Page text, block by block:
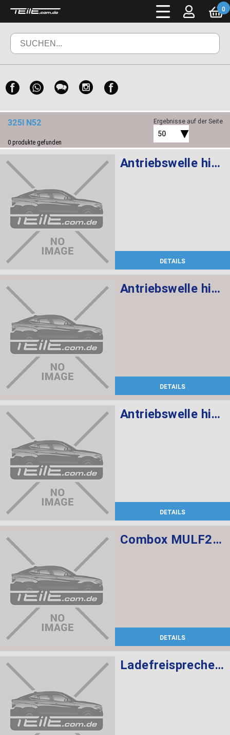
0
325I N52
0 produkte gefunden
Ergebnisse auf der Seite
50
Antriebswelle hinten rechts
DETAILS
Antriebswelle hinten rechts
DETAILS
Antriebswelle hinten links
DETAILS
Combox MULF2 High Basis SVS
DETAILS
Ladefreisprechelektronik High